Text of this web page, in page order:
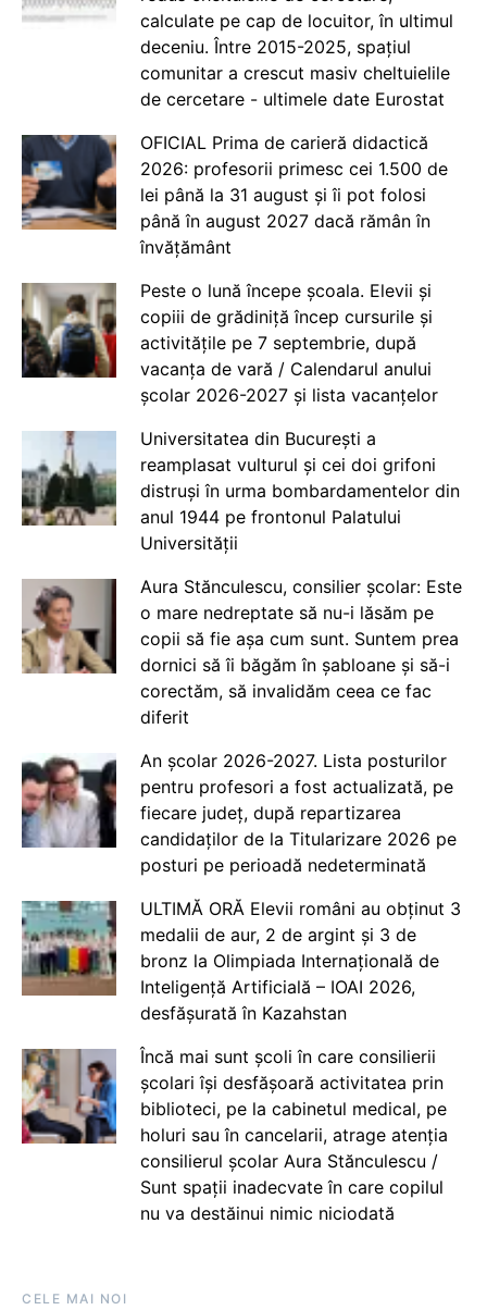
calculate pe cap de locuitor, în ultimul
deceniu. Între 2015-2025, spațiul
comunitar a crescut masiv cheltuielile
de cercetare - ultimele date Eurostat
OFICIAL Prima de carieră didactică
2026: profesorii primesc cei 1.500 de
lei până la 31 august și îi pot folosi
până în august 2027 dacă rămân în
învățământ
Peste o lună începe școala. Elevii și
copiii de grădiniță încep cursurile și
activitățile pe 7 septembrie, după
vacanța de vară / Calendarul anului
școlar 2026-2027 și lista vacanțelor
Universitatea din București a
reamplasat vulturul și cei doi grifoni
distruși în urma bombardamentelor din
anul 1944 pe frontonul Palatului
Universității
Aura Stănculescu, consilier școlar: Este
o mare nedreptate să nu-i lăsăm pe
copii să fie așa cum sunt. Suntem prea
dornici să îi băgăm în șabloane și să-i
corectăm, să invalidăm ceea ce fac
diferit
An școlar 2026-2027. Lista posturilor
pentru profesori a fost actualizată, pe
fiecare județ, după repartizarea
candidaților de la Titularizare 2026 pe
posturi pe perioadă nedeterminată
ULTIMĂ ORĂ Elevii români au obținut 3
medalii de aur, 2 de argint și 3 de
bronz la Olimpiada Internațională de
Inteligență Artificială – IOAI 2026,
desfășurată în Kazahstan
Încă mai sunt școli în care consilierii
școlari își desfășoară activitatea prin
biblioteci, pe la cabinetul medical, pe
holuri sau în cancelarii, atrage atenția
consilierul școlar Aura Stănculescu /
Sunt spații inadecvate în care copilul
nu va destăinui nimic niciodată
CELE MAI NOI